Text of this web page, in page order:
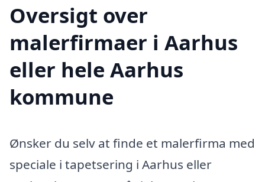
Oversigt over
malerfirmaer i Aarhus
eller hele Aarhus
kommune
Ønsker du selv at finde et malerfirma med
speciale i tapetsering i Aarhus eller